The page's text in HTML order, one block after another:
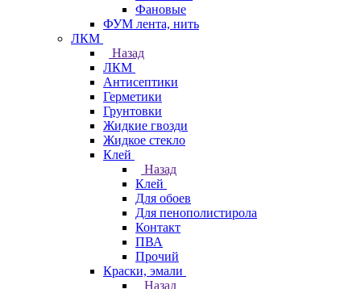
Фановые
ФУМ лента, нить
ЛКМ
Назад
ЛКМ
Антисептики
Герметики
Грунтовки
Жидкие гвозди
Жидкое стекло
Клей
Назад
Клей
Для обоев
Для пенополистирола
Контакт
ПВА
Прочий
Краски, эмали
Назад